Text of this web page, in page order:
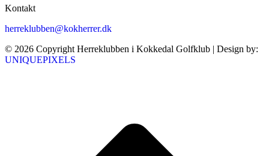
Kontakt
herreklubben@kokherrer.dk
© 2026 Copyright Herreklubben i Kokkedal Golfklub | Design by:
UNIQUEPIXELS